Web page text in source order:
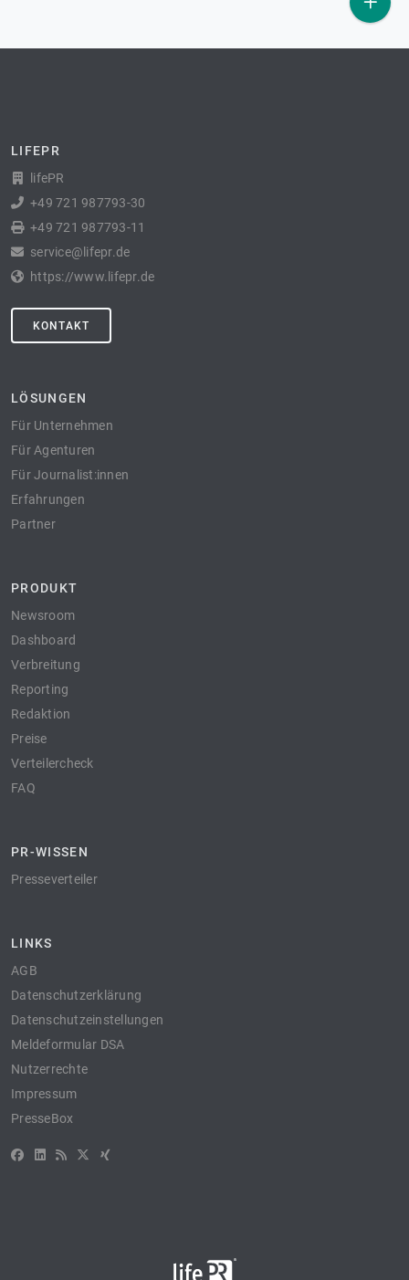
LIFEPR
lifePR
+49 721 987793-30
+49 721 987793-11
service@lifepr.de
https://www.lifepr.de
KONTAKT
LÖSUNGEN
Für Unternehmen
Für Agenturen
Für Journalist:innen
Erfahrungen
Partner
PRODUKT
Newsroom
Dashboard
Verbreitung
Reporting
Redaktion
Preise
Verteilercheck
FAQ
PR-WISSEN
Presseverteiler
LINKS
AGB
Datenschutzerklärung
Datenschutzeinstellungen
Meldeformular DSA
Nutzerrechte
Impressum
PresseBox